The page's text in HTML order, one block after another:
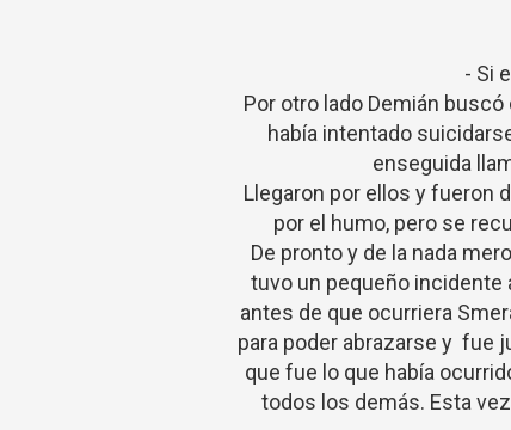
- Si
Por otro lado Demián
había intentado
enseguida
Llegaron por ellos y fueron
por el humo, pero se
De pronto y de la nada
tuvo un pequeño
antes de que ocurriera
para poder abrazarse y fue
que fue lo que había
todos los demás. Esta